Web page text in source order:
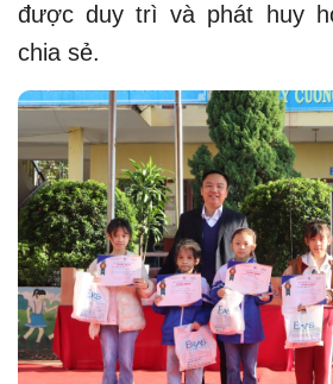
được duy trì và phát huy
chia sẻ.